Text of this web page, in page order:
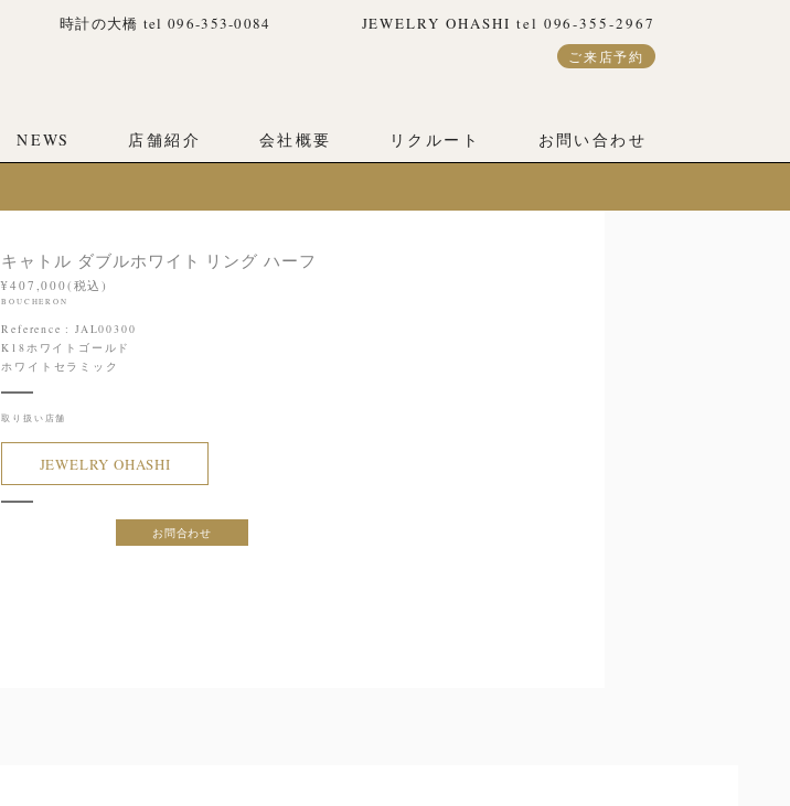
時計の大橋 tel 096-353-0084 JEWELRY OHASHI tel 096-355-2967
ご来店予約
NEWS 店舗紹介 会社概要 リクルート お問い合わせ
キャトル ダブルホワイト リング ハーフ
¥407,000(税込)
BOUCHERON
Reference : JAL00300
K18ホワイトゴールド
ホワイトセラミック
取り扱い店舗
JEWELRY OHASHI
お問合わせ